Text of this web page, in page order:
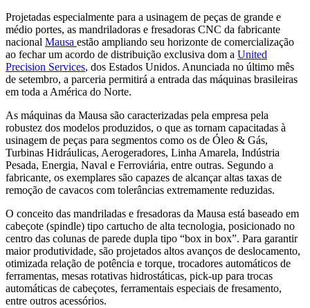
Projetadas especialmente para a usinagem de peças de grande e
médio portes, as mandriladoras e fresadoras CNC da fabricante
nacional Mausa estão ampliando seu horizonte de comercialização
ao fechar um acordo de distribuição exclusiva dom a United
Precision Services, dos Estados Unidos. Anunciada no último mês
de setembro, a parceria permitirá a entrada das máquinas brasileiras
em toda a América do Norte.
As máquinas da Mausa são caracterizadas pela empresa pela
robustez dos modelos produzidos, o que as tornam capacitadas à
usinagem de peças para segmentos como os de Óleo & Gás,
Turbinas Hidráulicas, Aerogeradores, Linha Amarela, Indústria
Pesada, Energia, Naval e Ferroviária, entre outras. Segundo a
fabricante, os exemplares são capazes de alcançar altas taxas de
remoção de cavacos com tolerâncias extremamente reduzidas.
O conceito das mandriladas e fresadoras da Mausa está baseado em
cabeçote (spindle) tipo cartucho de alta tecnologia, posicionado no
centro das colunas de parede dupla tipo “box in box”. Para garantir
maior produtividade, são projetados altos avanços de deslocamento,
otimizada relação de potência e torque, trocadores automáticos de
ferramentas, mesas rotativas hidrostáticas, pick-up para trocas
automáticas de cabeçotes, ferramentais especiais de fresamento,
entre outros acessórios.